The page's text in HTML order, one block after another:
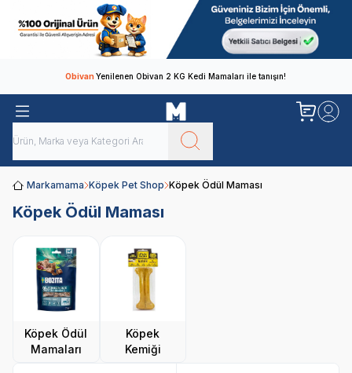
ObivanYenilenen Obivan 2 KG Kedi Mamaları ile tanışın!
Markamama Köpek Pet Shop Köpek Ödül Maması
Köpek Ödül Maması
Köpek Ödül
Mamaları
Köpek
Kemiği